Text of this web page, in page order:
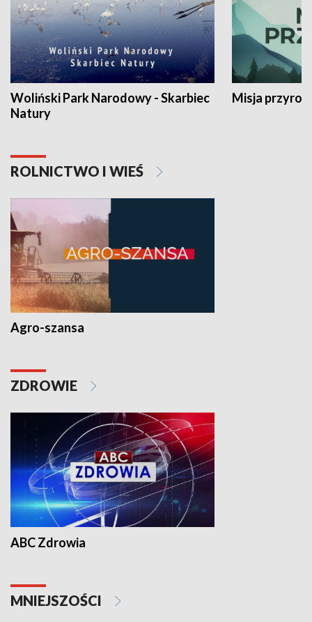
Woliński Park Narodowy - Skarbiec
Natury
Misja
ROLNICTWO I WIEŚ
Agro-szansa
ZDROWIE
ABC Zdrowia
MNIEJSZOŚCI